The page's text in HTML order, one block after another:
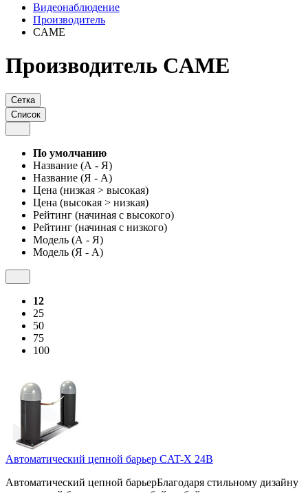
Видеонаблюдение
Производитель
CAME
Производитель CAME
Сетка
Список
По умолчанию
Название (А - Я)
Название (Я - А)
Цена (низкая > высокая)
Цена (высокая > низкая)
Рейтинг (начиная с высокого)
Рейтинг (начиная с низкого)
Модель (А - Я)
Модель (Я - А)
12
25
50
75
100
Автоматический цепной барьер CAT-X 24В
Автоматический цепной барьерБлагодаря стильному дизайну